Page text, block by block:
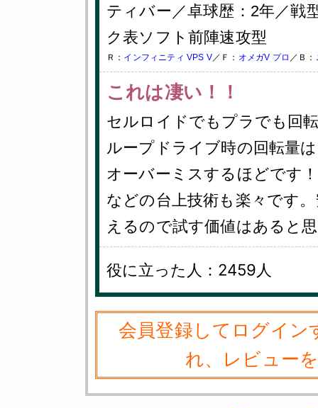
ティバー／卓球歴：2年／戦
ク表ソフト前陣速攻型
Ｒ： インフィニティ VPS V／Ｆ： オメガV プロ ／Ｂ：
これは凄い！！
セルロイドでもプラでも回
ループドライブ時の回転量
オーバーミスするほどです
などの台上技術も楽々です
えるので試す価値はあると
役に立った人：2459人
会員登録してログイン
れ、レビュー